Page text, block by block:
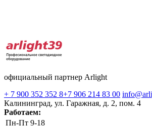
официальный партнер Arlight
+ 7 900 352 352 8+7 906 214 83 00
Калининград, ул. Гаражная, д. 2, пом. 4
Работаем:
Пн-Пт 9-18